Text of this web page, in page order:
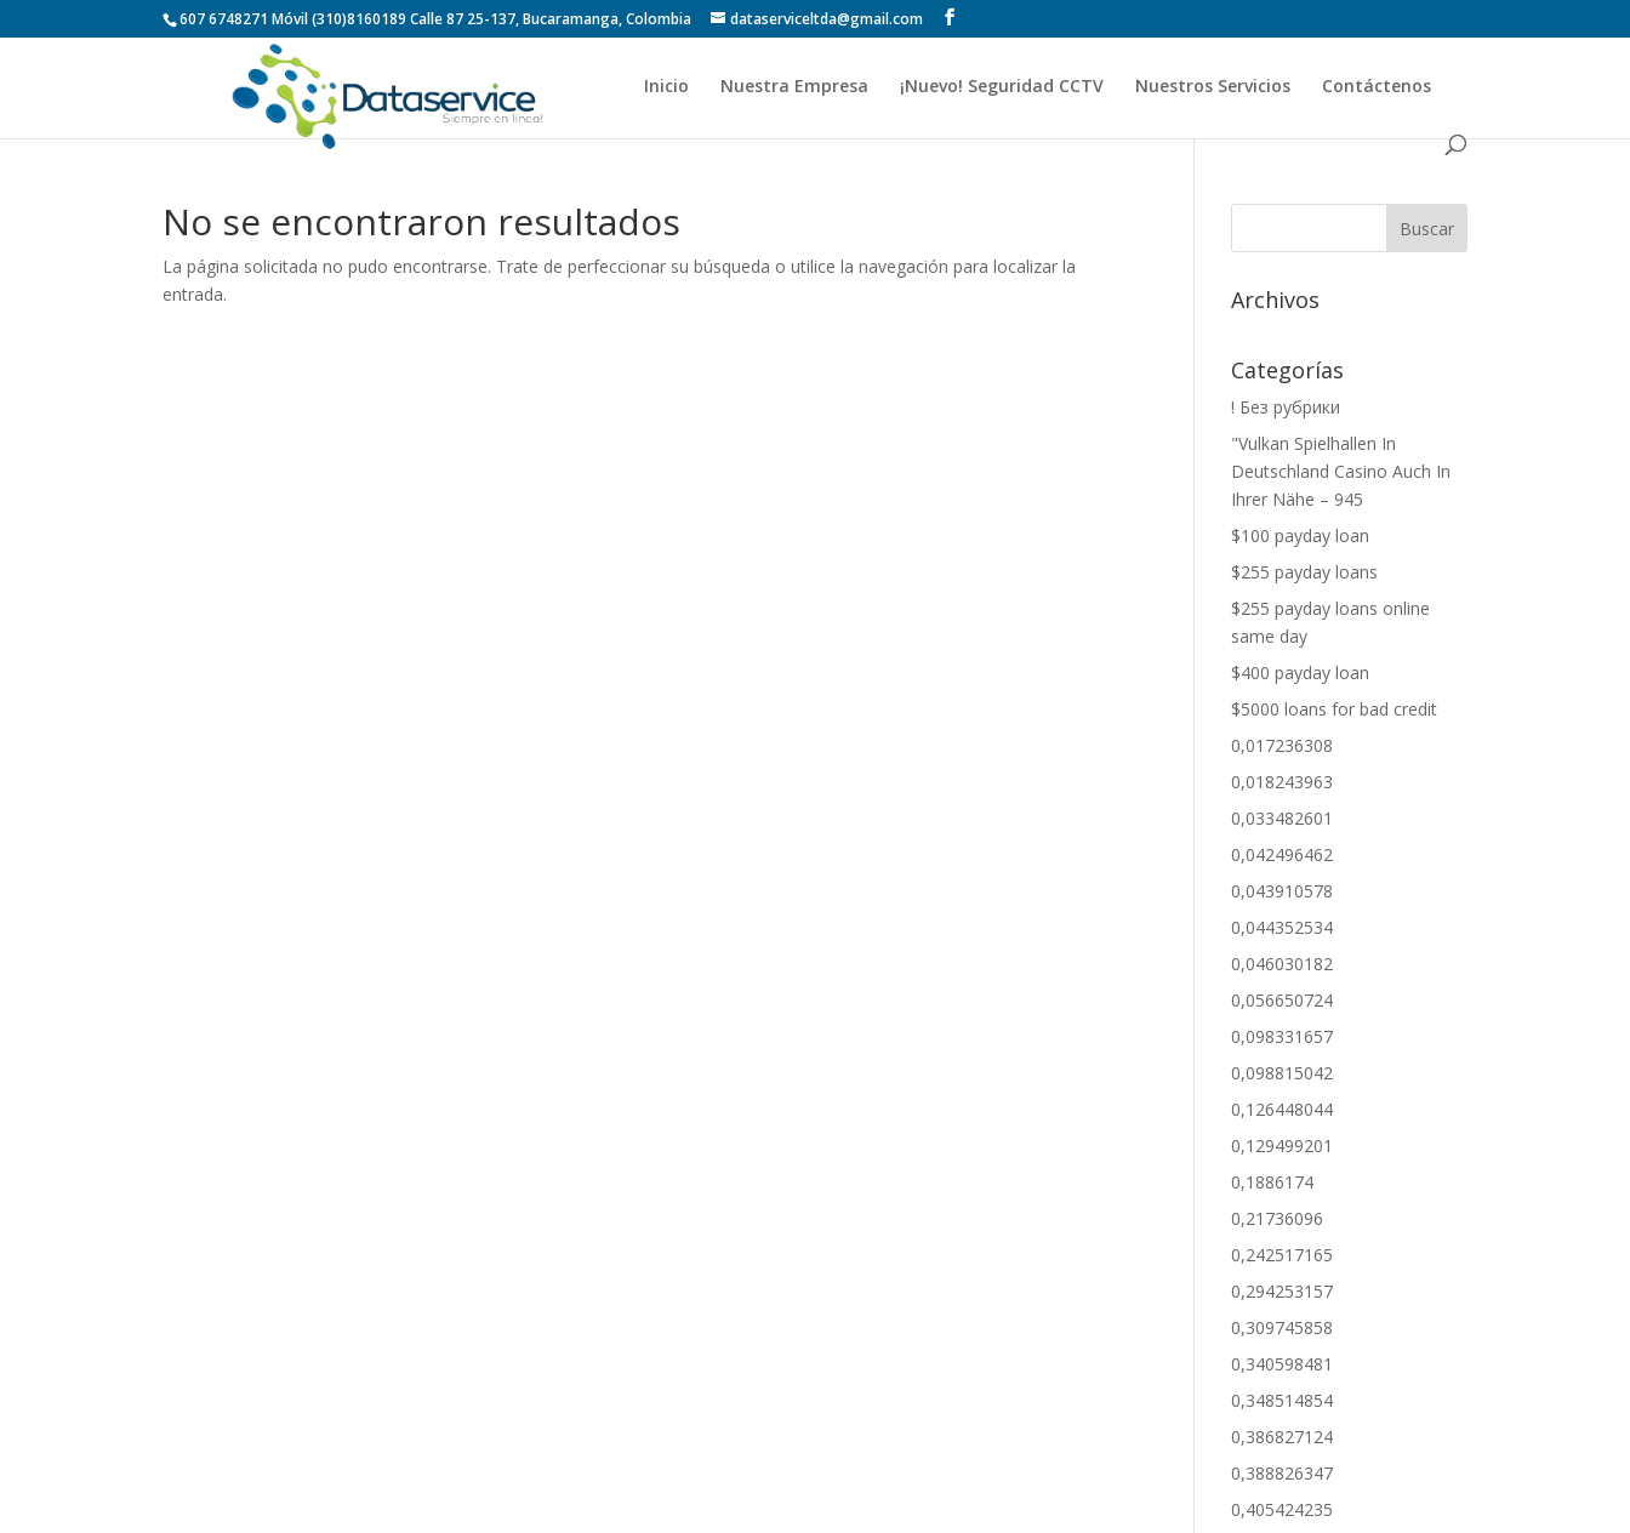
607 6748271 Móvil (310)8160189 Calle 87 25-137, Bucaramanga, Colombia dataserviceltda@gmail.com
Inicio Nuestra Empresa ¡Nuevo! Seguridad CCTV Nuestros Servicios Contáctenos
No se encontraron resultados
La página solicitada no pudo encontrarse. Trate de perfeccionar su búsqueda o utilice la navegación para localizar la
entrada.
Archivos
Categorías
! Без рубрики
"Vulkan Spielhallen In
Deutschland Casino Auch In
Ihrer Nähe – 945
$100 payday loan
$255 payday loans
$255 payday loans online
same day
$400 payday loan
$5000 loans for bad credit
0,017236308
0,018243963
0,033482601
0,042496462
0,043910578
0,044352534
0,046030182
0,056650724
0,098331657
0,098815042
0,126448044
0,129499201
0,1886174
0,21736096
0,242517165
0,294253157
0,309745858
0,340598481
0,348514854
0,386827124
0,388826347
0,405424235